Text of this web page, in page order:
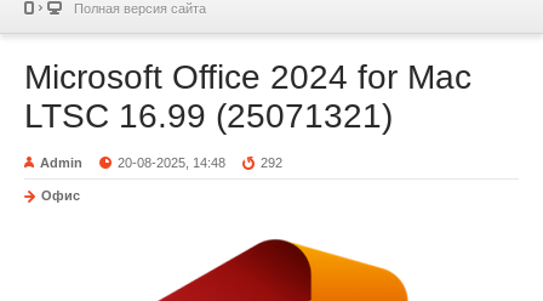
Полная версия сайта
Microsoft Office 2024 for Mac
LTSC 16.99 (25071321)
Admin 20-08-2025, 14:48 292
Офис